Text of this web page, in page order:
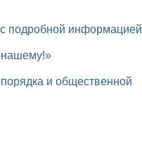
с подробной информацией
нашему!»